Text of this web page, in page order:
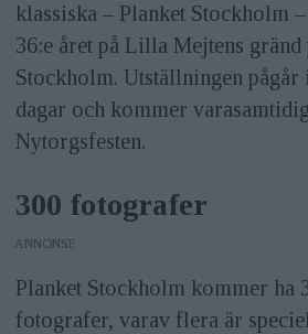
klassiska – Planket Stockholm
36:e året på Lilla Mejtens
Stockholm. Utställningen pågår
dagar och kommer
Nytorgsfesten.
300 fotografer
ANNONS
Planket Stockholm kommer ha
fotografer, varav flera är